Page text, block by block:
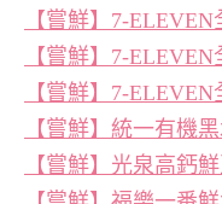
【嘗鮮】7-
【嘗鮮】7-
【嘗鮮】7-
【嘗鮮】統一有機
【嘗鮮】光泉高鈣